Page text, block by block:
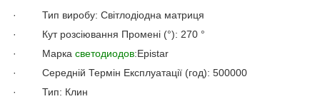
· Тип виробу: Світлодіодна матриця
· Кут розсіювання Промені (°): 270 °
· Марка светодиодов:Epistar
· Середній Термін Експлуатації (год): 500000
· Тип: Клин